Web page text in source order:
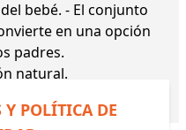
bebé. - El conjunto
en una opción
padres.
natural.
Y POLÍTICA DE